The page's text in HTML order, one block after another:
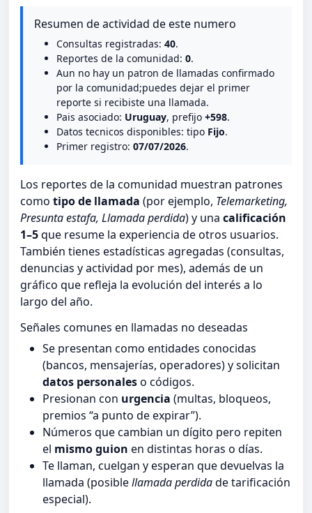
Resumen de actividad de este numero
Consultas registradas: 40.
Reportes de la comunidad: 0.
Aun no hay un patron de llamadas confirmado
por la comunidad;puedes dejar el primer
reporte si recibiste una llamada.
Pais asociado: Uruguay, prefijo +598.
Datos tecnicos disponibles: tipo Fijo.
Primer registro: 07/07/2026.
Los reportes de la comunidad muestran patrones
como tipo de llamada (por ejemplo, Telemarketing,
Presunta estafa, Llamada perdida) y una calificación
1–5que resume la experiencia de otros usuarios.
También tienes estadísticas agregadas (consultas,
denuncias y actividad por mes), además de un
gráfico que refleja la evolución del interés a lo
largo del año.
Señales comunes en llamadas no deseadas
Se presentan como entidades conocidas
(bancos, mensajerías, operadores) y solicitan
datos personaleso códigos.
Presionan con urgencia (multas, bloqueos,
premios “a punto de expirar”).
Números que cambian un dígito pero repiten
el mismo guion en distintas horas o días.
Te llaman, cuelgan y esperan que devuelvas la
llamada (posiblellamada perdidade tarificación
especial).